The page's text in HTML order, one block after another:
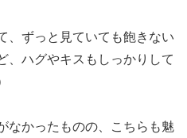
、ずっと見ていても飽きない
、ハグやキスもしっかりして
なかったものの、こちらも魅